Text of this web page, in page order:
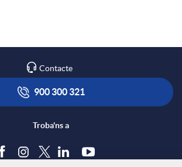
Contacte
900 300 321
Troba'ns a